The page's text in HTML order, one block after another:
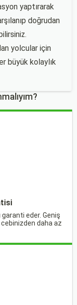
yaptırarak
doğrudan
yolcular için
büyük kolaylık
garanti eder. Geniş
daha az